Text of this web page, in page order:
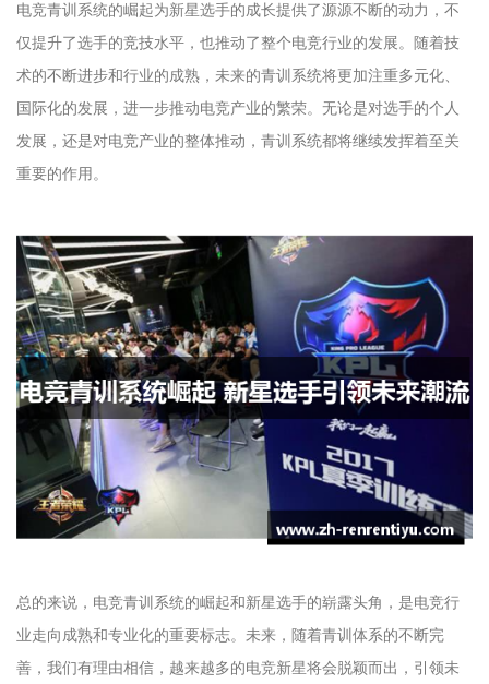
电竞青训系统的崛起为新星选手的成长提供了源源不断的动力，不
仅提升了选手的竞技水平，也推动了整个电竞行业的发展。随着技
术的不断进步和行业的成熟，未来的青训系统将更加注重多元化、
国际化的发展，进一步推动电竞产业的繁荣。无论是对选手的个人
发展，还是对电竞产业的整体推动，青训系统都将继续发挥着至关
重要的作用。
总的来说，电竞青训系统的崛起和新星选手的崭露头角，是电竞行
业走向成熟和专业化的重要标志。未来，随着青训体系的不断完
善，我们有理由相信，越来越多的电竞新星将会脱颖而出，引领未